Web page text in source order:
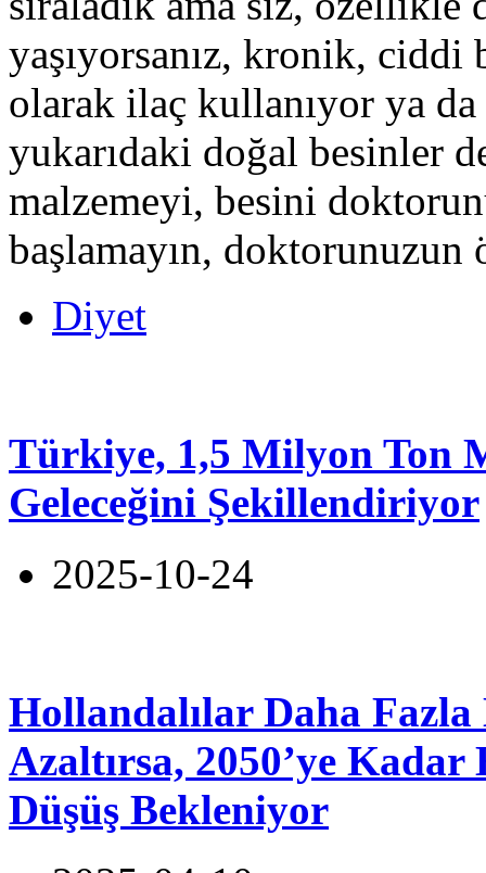
yaşıyorsanız, kronik, ciddi
olarak ilaç kullanıyor ya
yukarıdaki doğal besinler
malzemeyi, besini
başlamayın, doktorunuzun
Diyet
Türkiye, 1,5 Milyon Ton
Geleceğini Şekillendiriyor
2025-10-24
Hollandalılar Daha
Azaltırsa, 2050’ye
Düşüş Bekleniyor